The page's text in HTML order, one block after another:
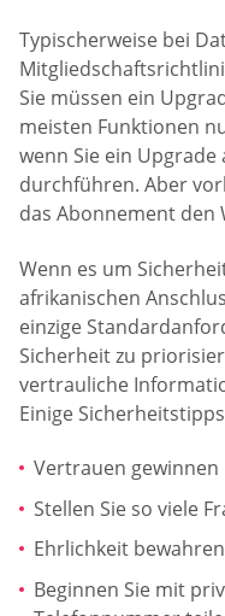
Typischerweise bei
Sie müssen ein
meisten Funktionen
wenn Sie ein
durchführen. Aber
das Abonnement den
Wenn es um
afrikanischen
einzige
Sicherheit zu
vertrauliche
Einige
Vertrauen
Stellen Sie so viele
Ehrlichkeit bewahren
Beginnen Sie mit